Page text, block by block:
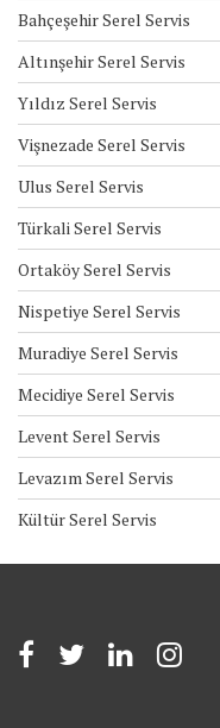
Bahçeşehir Serel Servis
Altınşehir Serel Servis
Yıldız Serel Servis
Vişnezade Serel Servis
Ulus Serel Servis
Türkali Serel Servis
Ortaköy Serel Servis
Nispetiye Serel Servis
Muradiye Serel Servis
Mecidiye Serel Servis
Levent Serel Servis
Levazım Serel Servis
Kültür Serel Servis